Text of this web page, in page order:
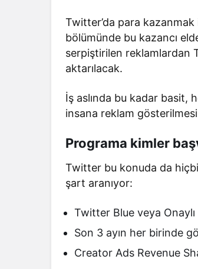
Twitter’da para kazanmak
bölümünde bu kazancı
serpiştirilen reklamlardan
aktarılacak.
İş aslında bu kadar basit,
insana reklam
Programa kimler
Twitter bu konuda da
şart aranıyor:
Twitter Blue veya
Son 3 ayın her birinde
Creator Ads Revenue